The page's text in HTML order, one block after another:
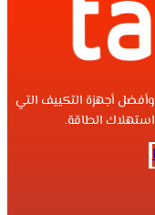
أجهزة التكييف التي
استهلاك الطاقة.